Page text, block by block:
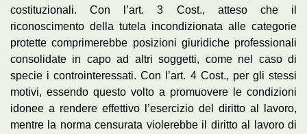
costituzionali. Con l’art. 3 Cost., atteso che il
riconoscimento della tutela incondizionata alle categorie
protette comprimerebbe posizioni giuridiche professionali
consolidate in capo ad altri soggetti, come nel caso di
specie i controinteressati. Con l’art. 4 Cost., per gli stessi
motivi, essendo questo volto a promuovere le condizioni
idonee a rendere effettivo l’esercizio del diritto al lavoro,
mentre la norma censurata violerebbe il diritto al lavoro di